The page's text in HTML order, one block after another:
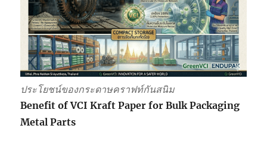
ประโยชน์ของกระดาษคราฟท์กันสนิม
Benefit of VCI Kraft Paper for Bulk Packaging
Metal Parts